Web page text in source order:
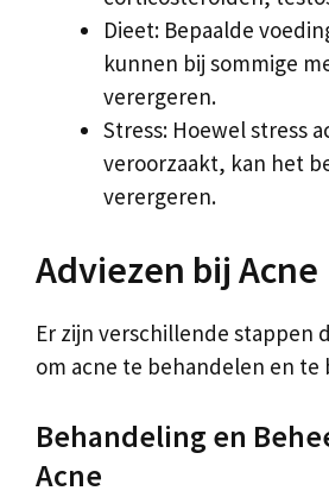
Dieet: Bepaalde
kunnen bij sommige
verergeren.
Stress: Hoewel stress
veroorzaakt, kan het
verergeren.
Adviezen bij Acne
Er zijn verschillende stappen
om acne te behandelen en te
Behandeling en
Acne